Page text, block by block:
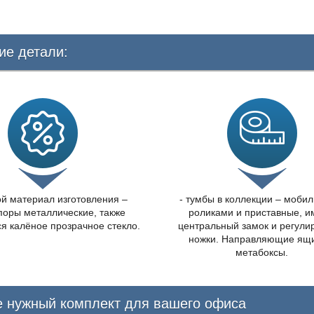
детали:
материал изготовления –
металлические, также
калёное прозрачное стекло.
- тумбы в коллекции –
роликами и приставные,
центральный замок и
ножки. Направляющие
метабоксы.
нужный комплект для вашего офиса